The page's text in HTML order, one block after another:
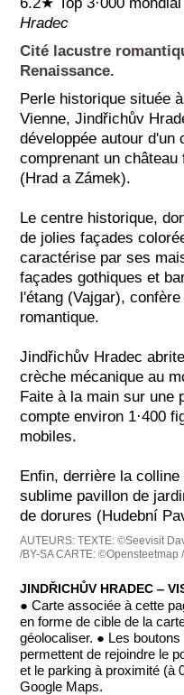
Hradec
Cité lacustre
Renaissance.
Perle historique située
Vienne, Jindřichův
développée autour d'un
comprenant un
(Hrad a Zámek).
Le centre historique,
de jolies façades
caractérise par ses
façades gothiques et
l'étang (Vajgar),
romantique.
Jindřichův Hradec
crèche mécanique au
Faite à la main sur une
compte environ 1·400
mobiles.
Enfin, derrière la
sublime pavillon de
de dorures (Hudební
AUTEURS:TEXTE: ©Seevisit
/BY-SA CARTE: ©Opensteetmap
JINDŘICHŮV HRADEC ‒
● Carte associée à cette
en forme de cible de la
géolocaliser. ● Les
permettent de rejoindre le
et le parking à proximité (à
Google Maps.